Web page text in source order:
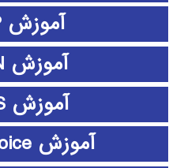
آموزش EMTP
آموزش ePLAN
آموزش ETABS
آموزش expert choice